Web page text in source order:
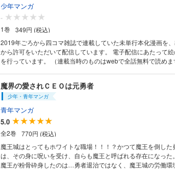
少年マンガ
-
1巻
349円 (税込)
2019年ごろから四コマ雑誌で連載していた未単行本化漫画を
から許可をいただいて配信しています。 電子配信にあたって
を行っています。 （連載当時のものはwebで全話無料で読めま
魔界の愛されＣＥＯは元勇者
少年・青年マンガ
青年マンガ
5.0
全2巻
770円 (税込)
魔王城はとってもホワイトな職場！！！？かつて魔王を倒した
は、その身に呪いを受け、自らも魔王と呼ばれる存在になった
魔王が粉骨砕身したのは…勇者退治ではなく、魔王城の労働環